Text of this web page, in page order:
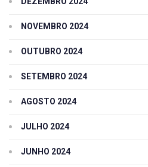
NOVEMBRO 2024
OUTUBRO 2024
SETEMBRO 2024
AGOSTO 2024
JULHO 2024
JUNHO 2024